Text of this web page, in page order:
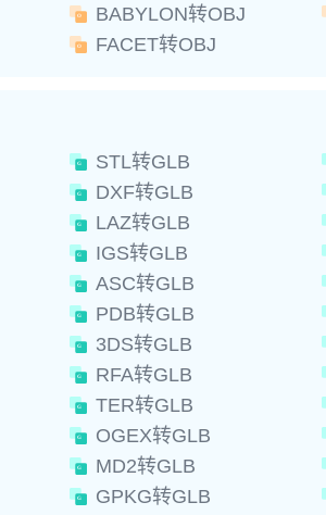
BABYLON转OBJ
FACET转OBJ
STL转GLB
DXF转GLB
LAZ转GLB
IGS转GLB
ASC转GLB
PDB转GLB
3DS转GLB
RFA转GLB
TER转GLB
OGEX转GLB
MD2转GLB
GPKG转GLB